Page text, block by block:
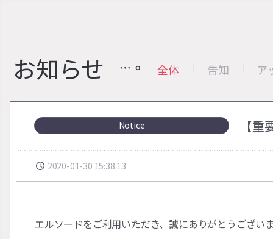
お知らせ 全体 告知 ア
Notice 【
2020-01-30 15:38:13
エルソードをご利用いただき、誠にありがとうござい